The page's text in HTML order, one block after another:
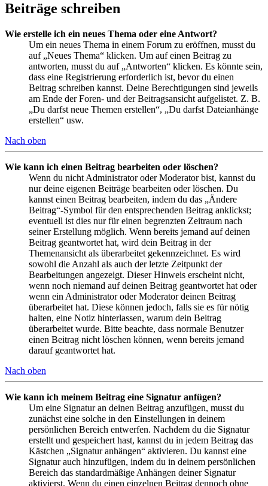
Beiträge schreiben
Wie erstelle ich ein neues Thema oder eine Antwort?
Um ein neues Thema in einem Forum zu eröffnen, musst du
auf „Neues Thema“ klicken. Um auf einen Beitrag zu
antworten, musst du auf „Antworten“ klicken. Es könnte sein,
dass eine Registrierung erforderlich ist, bevor du einen
Beitrag schreiben kannst. Deine Berechtigungen sind jeweils
am Ende der Foren- und der Beitragsansicht aufgelistet. Z. B.
„Du darfst neue Themen erstellen“, „Du darfst Dateianhänge
erstellen“ usw.
Nach oben
Wie kann ich einen Beitrag bearbeiten oder löschen?
Wenn du nicht Administrator oder Moderator bist, kannst du
nur deine eigenen Beiträge bearbeiten oder löschen. Du
kannst einen Beitrag bearbeiten, indem du das „Ändere
Beitrag“-Symbol für den entsprechenden Beitrag anklickst;
eventuell ist dies nur für einen begrenzten Zeitraum nach
seiner Erstellung möglich. Wenn bereits jemand auf deinen
Beitrag geantwortet hat, wird dein Beitrag in der
Themenansicht als überarbeitet gekennzeichnet. Es wird
sowohl die Anzahl als auch der letzte Zeitpunkt der
Bearbeitungen angezeigt. Dieser Hinweis erscheint nicht,
wenn noch niemand auf deinen Beitrag geantwortet hat oder
wenn ein Administrator oder Moderator deinen Beitrag
überarbeitet hat. Diese können jedoch, falls sie es für nötig
halten, eine Notiz hinterlassen, warum dein Beitrag
überarbeitet wurde. Bitte beachte, dass normale Benutzer
einen Beitrag nicht löschen können, wenn bereits jemand
darauf geantwortet hat.
Nach oben
Wie kann ich meinem Beitrag eine Signatur anfügen?
Um eine Signatur an deinen Beitrag anzufügen, musst du
zunächst eine solche in den Einstellungen in deinem
persönlichen Bereich entwerfen. Nachdem du die Signatur
erstellt und gespeichert hast, kannst du in jedem Beitrag das
Kästchen „Signatur anhängen“ aktivieren. Du kannst eine
Signatur auch hinzufügen, indem du in deinem persönlichen
Bereich das standardmäßige Anhängen deiner Signatur
aktivierst. Wenn du einen einzelnen Beitrag dennoch ohne